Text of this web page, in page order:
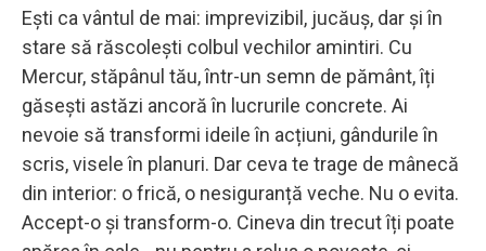
Ești ca vântul de mai: imprevizibil, jucăuș, dar și în
stare să răscolești colbul vechilor amintiri. Cu
Mercur, stăpânul tău, într-un semn de pământ, îți
găsești astăzi ancoră în lucrurile concrete. Ai
nevoie să transformi ideile în acțiuni, gândurile în
scris, visele în planuri. Dar ceva te trage de mânecă
din interior: o frică, o nesiguranță veche. Nu o evita.
Accept-o și transform-o. Cineva din trecut îți poate